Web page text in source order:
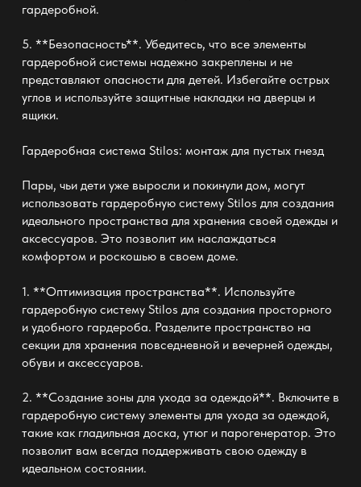
гардеробной.
5. **Безопасность**. Убедитесь, что все элементы
гардеробной системы надежно закреплены и не
представляют опасности для детей. Избегайте острых
углов и используйте защитные накладки на дверцы и
ящики.
Гардеробная система Stilos: монтаждля пустых гнезд
Пары, чьи дети уже выросли и покинули дом, могут
использовать гардеробную систему Stilos для создания
идеального пространства для хранения своей одежды и
аксессуаров. Это позволит им наслаждаться
комфортом и роскошью в своем доме.
1. **Оптимизация пространства**. Используйте
гардеробную систему Stilos для создания просторного
и удобного гардероба. Разделите пространство на
секции для хранения повседневной и вечерней одежды,
обуви и аксессуаров.
2. **Создание зоны для ухода за одеждой**. Включите в
гардеробную систему элементы для ухода за одеждой,
такие как гладильная доска, утюг и парогенератор. Это
позволит вам всегда поддерживать свою одежду в
идеальном состоянии.